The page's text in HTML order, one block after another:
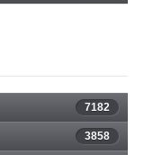
7182
3858